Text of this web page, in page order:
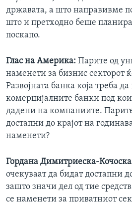
државата, а што направивме
што и претходно беше
поскапо.
Глас на Америка: Парите од
наменети за бизнис секторот
Развојната банка која треба
комерцијалните банки под
дадени на компаниите.
достапни до крајот на
наменети?
Гордана Димитриеска-Кочоска
очекуваат да бидат достапни
зашто значи дел од тие
се наменети за приватниот